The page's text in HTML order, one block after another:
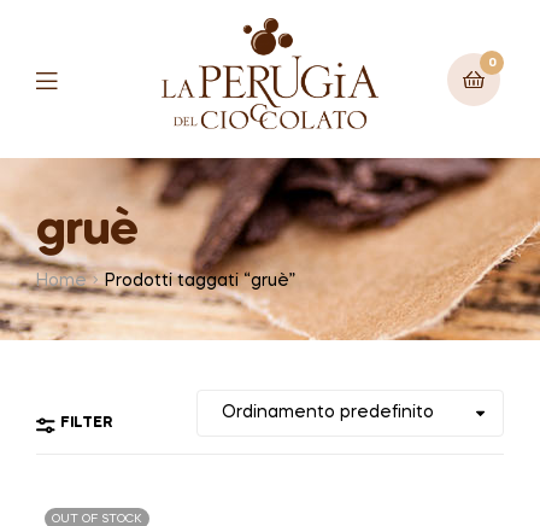
0
Menu
gruè
Home Prodotti taggati “gruè”
FILTER
OUT OF STOCK